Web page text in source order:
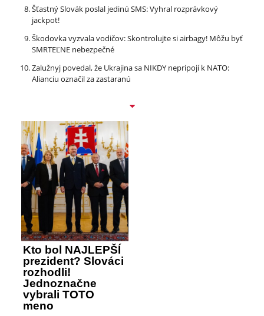
Šťastný Slovák poslal jedinú SMS: Vyhral rozprávkový
jackpot!
Škodovka vyzvala vodičov: Skontrolujte si airbagy! Môžu byť
SMRTEĽNE nebezpečné
Zalužnyj povedal, že Ukrajina sa NIKDY nepripojí k NATO:
Alianciu označil za zastaranú
Kto bol NAJLEPŠÍ
prezident? Slováci
rozhodli!
Jednoznačne
vybrali TOTO
meno